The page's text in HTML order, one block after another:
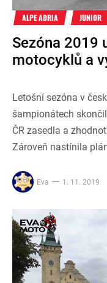
ALPE ADRIA JUNIOR
Sezóna 2019
motocyklů a
Letošní sezóna v
šampionátech
ČR zasedla a
Zároveň nastínila
Eva 1. 11. 2019